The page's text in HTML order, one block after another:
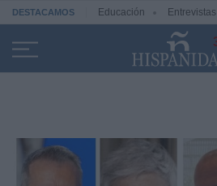
DESTACAMOS Educación Entrevistas